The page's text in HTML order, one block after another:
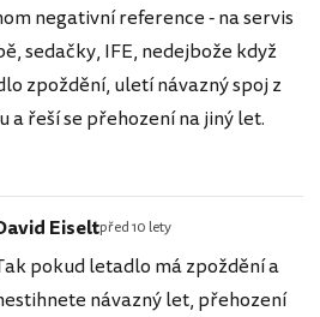
negativní reference - na servis
sedačky, IFE, nedejbože když
zpoždění, uletí návazný spoj z
a řeší se přehození na jiný let.
Eiseltpřed 10 lety
pokud letadlo má zpoždění a
návazný let, přehození